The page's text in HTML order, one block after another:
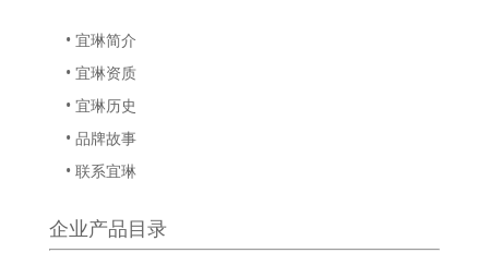
• 宜琳简介
• 宜琳资质
• 宜琳历史
• 品牌故事
• 联系宜琳
企业产品目录